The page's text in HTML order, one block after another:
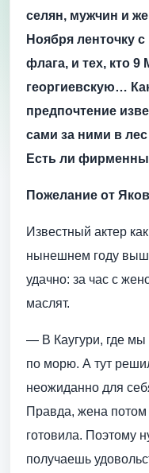
селян, мужчин и
Ноября ленточку
флага, и тех, кто 9
георгиевскую…
предпочтение
сами за ними в
Есть ли
Пожелание от
Известный актер
нынешнем году
удачно: за час с
маслят.
— В Каугури, где мы
по морю. А тут
неожиданно для
Правда, жена потом
готовила. Поэтому
получаешь